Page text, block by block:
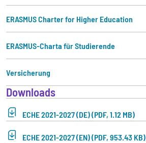
ERASMUS Charter for Higher Education
ERASMUS-Charta für Studierende
Versicherung
Downloads
ECHE 2021-2027 (DE) (PDF, 1.12 MB)
ECHE 2021-2027 (EN) (PDF, 953.43 KB)